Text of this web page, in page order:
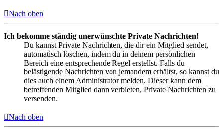
Nach oben
Ich bekomme ständig unerwünschte Private Nachrichten!
Du kannst Private Nachrichten, die dir ein Mitglied sendet,
automatisch löschen, indem du in deinem persönlichen
Bereich eine entsprechende Regel erstellst. Falls du
belästigende Nachrichten von jemandem erhältst, so kannst du
dies auch einem Administrator melden. Dieser kann dem
betreffenden Mitglied dann verbieten, Private Nachrichten zu
versenden.
Nach oben